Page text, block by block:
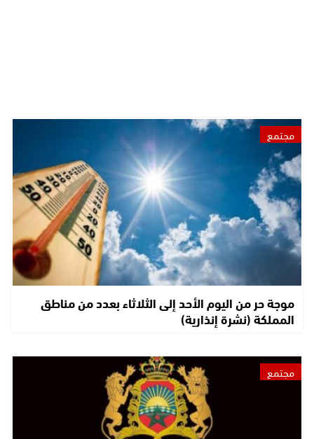
مجتمع
موجة حر من اليوم الأحد إلى الثلاثاء بعدد من مناطق
المملكة (نشرة إنذارية)
مجتمع